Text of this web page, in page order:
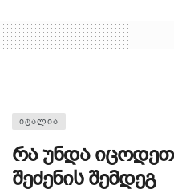
ᲘᲢᲐᲚᲘᲐ
რა უნდა
შეძენის შემდეგ